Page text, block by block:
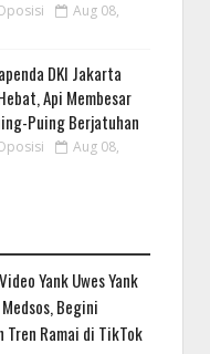
Aug 08,
DKI Jakarta
Api Membesar
Puing Berjatuhan
Aug 08,
Yank Uwes Yank
Begini
Tren Ramai di TikTok